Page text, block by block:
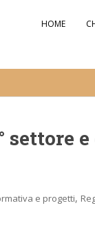
HOME
settore e
e progetti,